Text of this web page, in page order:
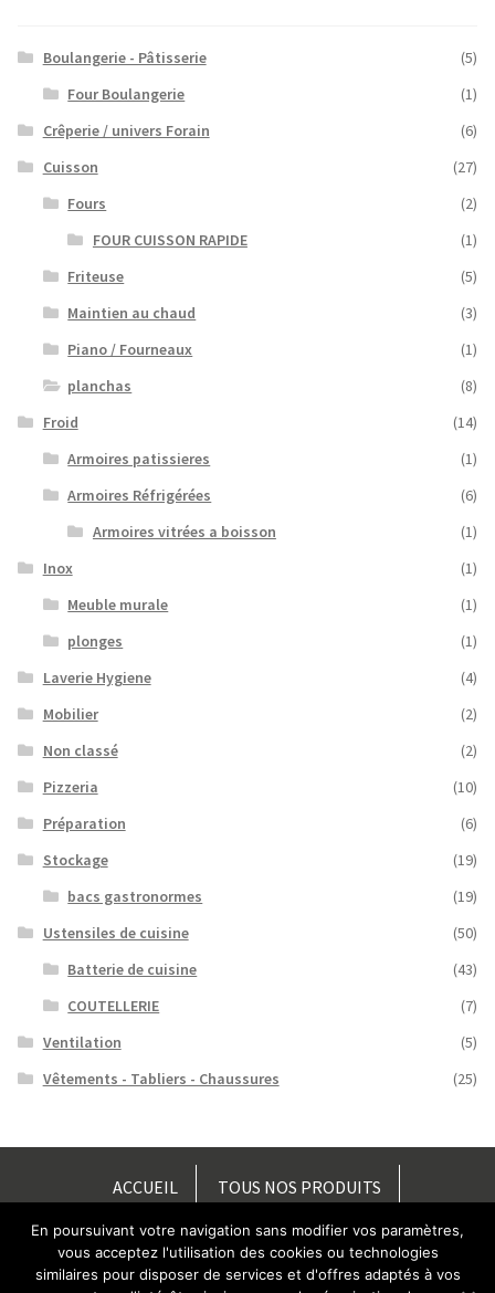
Boulangerie - Pâtisserie
(5)
Four Boulangerie
(1)
Crêperie / univers Forain
(6)
Cuisson
(27)
Fours
(2)
FOUR CUISSON RAPIDE
(1)
Friteuse
(5)
Maintien au chaud
(3)
Piano / Fourneaux
(1)
planchas
(8)
Froid
(14)
Armoires patissieres
(1)
Armoires Réfrigérées
(6)
Armoires vitrées a boisson
(1)
Inox
(1)
Meuble murale
(1)
plonges
(1)
Laverie Hygiene
(4)
Mobilier
(2)
Non classé
(2)
Pizzeria
(10)
Préparation
(6)
Stockage
(19)
bacs gastronormes
(19)
Ustensiles de cuisine
(50)
Batterie de cuisine
(43)
COUTELLERIE
(7)
Ventilation
(5)
Vêtements - Tabliers - Chaussures
(25)
ACCUEIL TOUS NOS PRODUITS
PIÈCES DÉTACHÉES ACCÈS / CONTACT
NOTRE SOCIÉTÉ ACTUS
En poursuivant votre navigation sans modifier vos paramètres,
vous acceptez l'utilisation des cookies ou technologies
similaires pour disposer de services et d'offres adaptés à vos